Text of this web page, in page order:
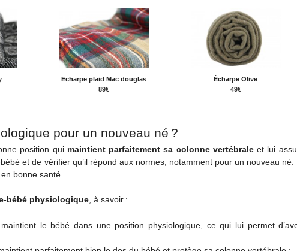
Echarpe plaid Mac douglas
89€
Écharpe Olive
49€
pour un nouveau né ?
position qui maintient parfaitement sa colonne vertébraleet lui
et de vérifier qu’il répond aux normes, notamment pour un nouveau né.
bonne santé.
bébé physiologique, à savoir :
le bébé dans une position physiologique, ce qui lui permet